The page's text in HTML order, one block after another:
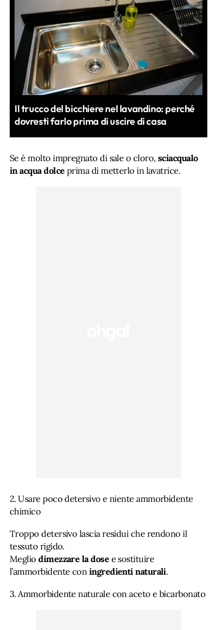
Il trucco del bicchiere nel lavandino: perché
dovresti farlo prima di uscire di casa
Se è molto impregnato di sale o cloro, sciacqualo
in acqua dolce prima di metterlo in lavatrice.
2. Usare poco detersivo e niente ammorbidente
chimico
Troppo detersivo lascia residui che rendono il
tessuto rigido.
Megliodimezzare la dose e sostituire
l’ammorbidente coningredienti naturali.
3. Ammorbidente naturale con aceto e bicarbonato